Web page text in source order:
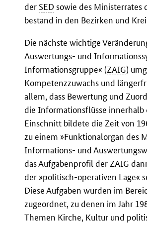
der SED sowie des Ministerrates
bestand in den Bezirken und
Die nächste wichtige
Auswertungs- und
Informationsgruppe« (ZAIG)
Kompetenzzuwachs und
allem, dass Bewertung und
die Informationsflüsse innerhalb
Einschnitt bildete die Zeit von
zu einem »Funktionalorgan des
Informations- und
das Aufgabenprofil der ZAIG
der »politisch-operativen Lage«
Diese Aufgaben wurden im
zugeordnet, zu denen im Jahr
Themen Kirche, Kultur und